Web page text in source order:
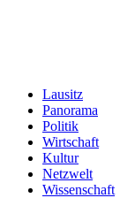
Lausitz
Panorama
Politik
Wirtschaft
Kultur
Netzwelt
Wissenschaft